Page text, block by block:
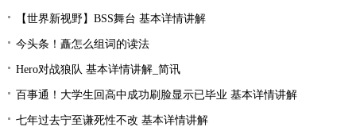
【世界新视野】BSS舞台 基本详情讲解
今头条！矗怎么组词的读法
Hero对战狼队 基本详情讲解_简讯
百事通！大学生回高中成功刷脸显示已毕业 基本详情讲解
七年过去宁至谦死性不改 基本详情讲解